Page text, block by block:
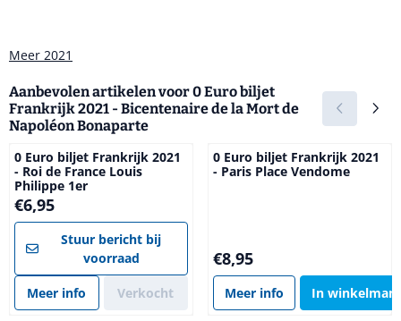
Meer 2021
Aanbevolen artikelen voor0 Euro biljet
Frankrijk 2021 - Bicentenaire de la Mort de
Napoléon Bonaparte
0 Euro biljet Frankrijk 2021
- Roi de France Louis
Philippe 1er
Prijs: 6,95
€6,95
Stuur bericht bij
voorraad
Meer info Verkocht
0 Euro biljet Frankrijk 2021
- Paris Place Vendome
Prijs: 8,95
€8,95
Meer info In